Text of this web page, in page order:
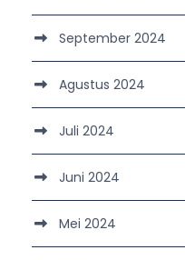
September 2024
Agustus 2024
Juli 2024
Juni 2024
Mei 2024